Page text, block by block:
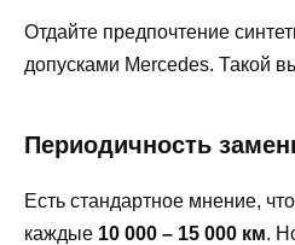
Отдайте предпочтение
допусками Mercedes. Такой
Периодичность
Есть стандартное мнение,
каждые 10 000 – 15 000 км.